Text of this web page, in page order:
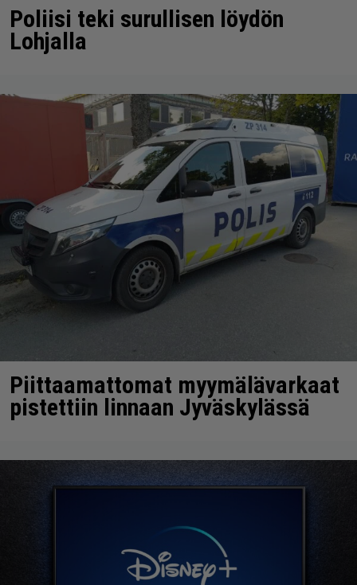
Poliisi teki surullisen löydön
Lohjalla
Piittaamattomat myymälävarkaat
pistettiin linnaan Jyväskylässä